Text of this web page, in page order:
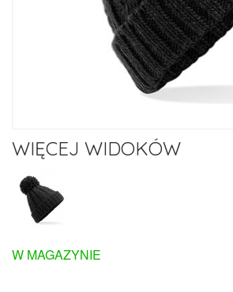
WIĘCEJ WIDOKÓW
W MAGAZYNIE